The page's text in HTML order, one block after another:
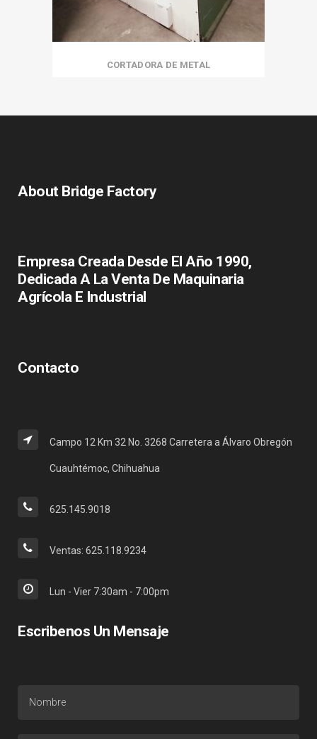
CORTADORA DE METAL
About Bridge Factory
Empresa Creada Desde El Año 1990,
Dedicada A La Venta De Maquinaria
Agrícola E Industrial
Contacto
Campo 12 Km 32 No. 3268 Carretera a Álvaro Obregón
Cuauhtémoc, Chihuahua
625.145.9018
Ventas: 625.118.9234
Lun - Vier 7:30am - 7:00pm
Escribenos Un Mensaje